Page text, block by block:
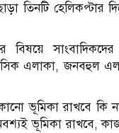
তিনটি
বিষয়ে
এলাকা, জনবহুল
ভূমিকা রাখবে কি
ভূমিকা রাখবে,